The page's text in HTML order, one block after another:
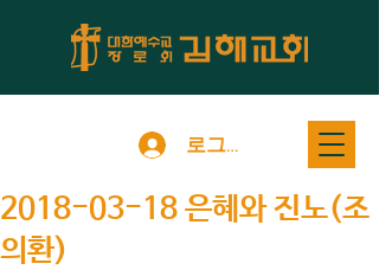
로그인
2018-03-18 은혜와 진노(조
의환)